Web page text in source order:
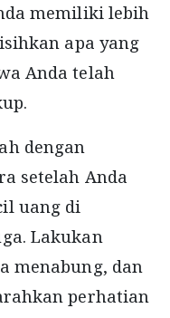
memiliki lebih
apa yang
Anda telah
dengan
setelah Anda
uang di
Lakukan
menabung, dan
perhatian